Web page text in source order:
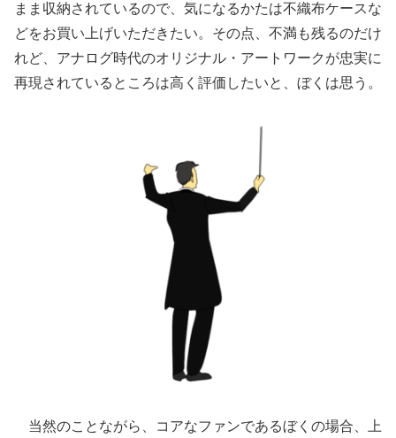
まま収納されているので、気になるかたは不織布ケースな
どをお買い上げいただきたい。その点、不満も残るのだけ
れど、アナログ時代のオリジナル・アートワークが忠実に
再現されているところは高く評価したいと、ぼくは思う。
当然のことながら、コアなファンであるぼくの場合、上